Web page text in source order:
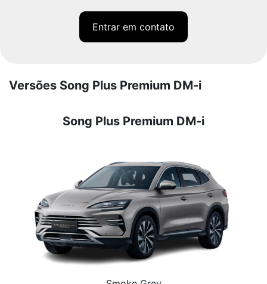
Entrar em contato
Versões Song Plus Premium DM-i
Song Plus Premium DM-i